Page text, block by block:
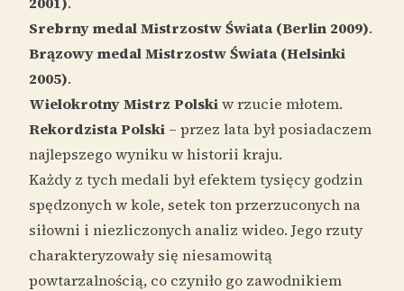
Srebrny medal Mistrzostw Świata (Berlin 2009).
Brązowy medal Mistrzostw Świata (Helsinki
2005).
Wielokrotny Mistrz Polskiw rzucie młotem.
Rekordzista Polski – przez lata był posiadaczem
najlepszego wyniku w historii kraju.
Każdy z tych medali był efektem tysięcy godzin
spędzonych w kole, setek ton przerzuconych na
siłowni i niezliczonych analiz wideo. Jego rzuty
charakteryzowały się niesamowitą
powtarzalnością, co czyniło go zawodnikiem